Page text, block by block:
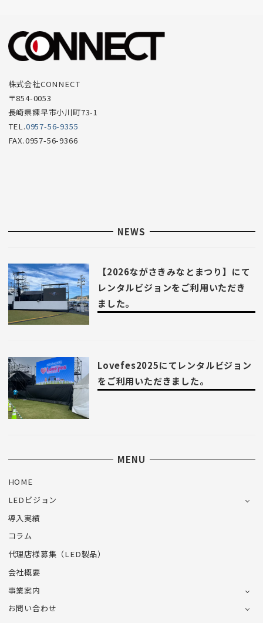
ー
項
株式会社CONNECT
〒854-0053
長崎県諫早市小川町73-1
TEL.0957-56-9355
FAX.0957-56-9366
NEWS
【2026ながさきみなとまつり】にて
レンタルビジョンをご利用いただき
ました。
Lovefes2025にてレンタルビジョン
をご利用いただきました。
MENU
HOME
LEDビジョン
導入実績
コラム
代理店様募集（LED製品）
会社概要
事業案内
お問い合わせ